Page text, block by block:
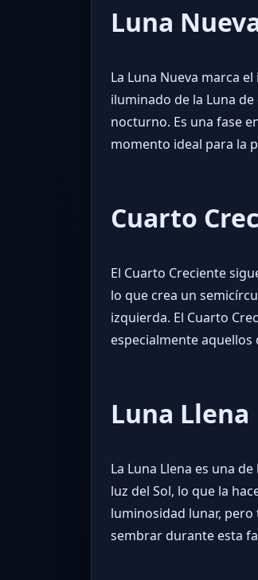
Luna
La Luna Nueva marca
iluminado de la Luna
nocturno. Es una fase
momento ideal para la
Cuarto
El Cuarto Creciente
lo que crea un
izquierda. El Cuarto
especialmente
Luna Llena
La Luna Llena es una
luz del Sol, lo que la
luminosidad lunar,
sembrar durante esta